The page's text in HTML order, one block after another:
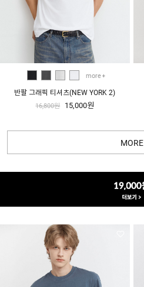
more
반팔 그래픽 티셔츠(NEW YORK 2)
16,800원 15,000원
MORE